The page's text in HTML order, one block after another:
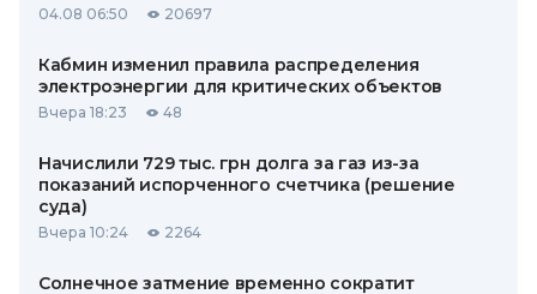
04.08 06:50 20697
Кабмин изменил правила распределения
электроэнергии для критических объектов
Вчера 18:23 48
Начислили 729 тыс. грн долга за газ из-за
показаний испорченного счетчика (решение
суда)
Вчера 10:24 2264
Солнечное затмение временно сократит